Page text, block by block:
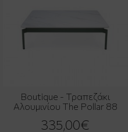
Boutique - Τραπεζάκι
Αλουμινίου The Pollar 88
335,00€